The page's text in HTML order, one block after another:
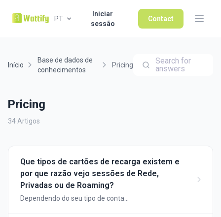
PT
Iniciar
sessão
Contact
Início
Base de dados de
conhecimentos
Pricing
Search for
answers
Pricing
34 Artigos
Que tipos de cartões de recarga existem e
por que razão vejo sessões de Rede,
Privadas ou de Roaming?
Dependendo do seu tipo de conta